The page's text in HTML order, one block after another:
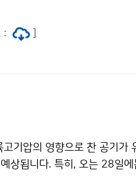
되었습니다.
:
기압의 영향으로 찬 공기가
상됩니다. 특히, 오는 28일